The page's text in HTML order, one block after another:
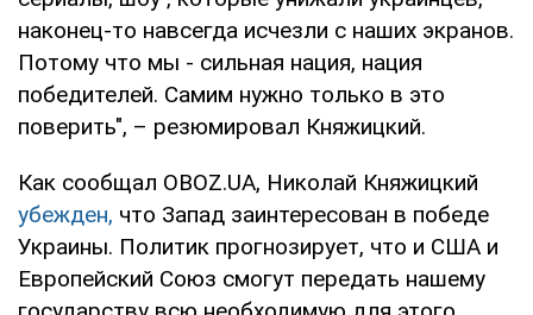
наконец-то навсегда исчезли с наших экранов.
Потому что мы - сильная нация, нация
победителей. Самим нужно только в это
поверить", – резюмировал Княжицкий.
Как сообщал OBOZ.UA, Николай Княжицкий
убежден, что Запад заинтересован в победе
Украины. Политик прогнозирует, что и США и
Европейский Союз смогут передать нашему